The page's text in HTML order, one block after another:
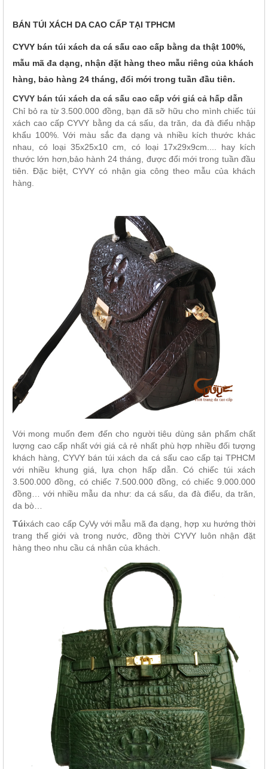
BÁN TÚI XÁCH DA CAO CẤP TẠI TPHCM
CYVY bán túi xách da cá sấu cao cấp bằng da thật 100%,
mẫu mã đa dạng, nhận đặt hàng theo mẫu riêng của khách
hàng, bảo hàng 24 tháng, đổi mới trong tuần đầu tiên.
CYVY bán túi xách da cá sấu cao cấp với giá cả hấp dẫn
Chỉ bỏ ra từ 3.500.000 đồng, bạn đã sỡ hữu cho mình chiếc túi
xách cao cấp CYVY bằng da cá sấu, da trăn, da đà điểu nhập
khẩu 100%. Với màu sắc đa dạng và nhiều kích thước khác
nhau, có loại 35x25x10 cm, có loại 17x29x9cm.... hay kích
thước lớn hơn,bảo hành 24 tháng, được đổi mới trong tuần đầu
tiên. Đặc biệt, CYVY có nhận gia công theo mẫu của khách
hàng.
Với mong muốn đem đến cho người tiêu dùng sản phẩm chất
lượng cao cấp nhất với giá cả rẻ nhất phù hợp nhiều đối tượng
khách hàng, CYVY bán túi xách da cá sấu cao cấp tại TPHCM
với nhiều khung giá, lựa chọn hấp dẫn. Có chiếc túi xách
3.500.000 đồng, có chiếc 7.500.000 đồng, có chiếc 9.000.000
đồng… với nhiều mẫu da như: da cá sấu, da đà điểu, da trăn,
da bò…
Túixách cao cấp CyVy với mẫu mã đa dạng, hợp xu hướng thời
trang thế giới và trong nước, đồng thời CYVY luôn nhận đặt
hàng theo nhu cầu cá nhân của khách.